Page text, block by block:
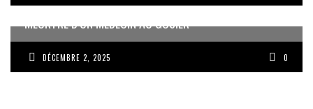
MEURTRE D’UN MÉDECIN AU GOSIER
DÉCEMBRE 2, 2025 0